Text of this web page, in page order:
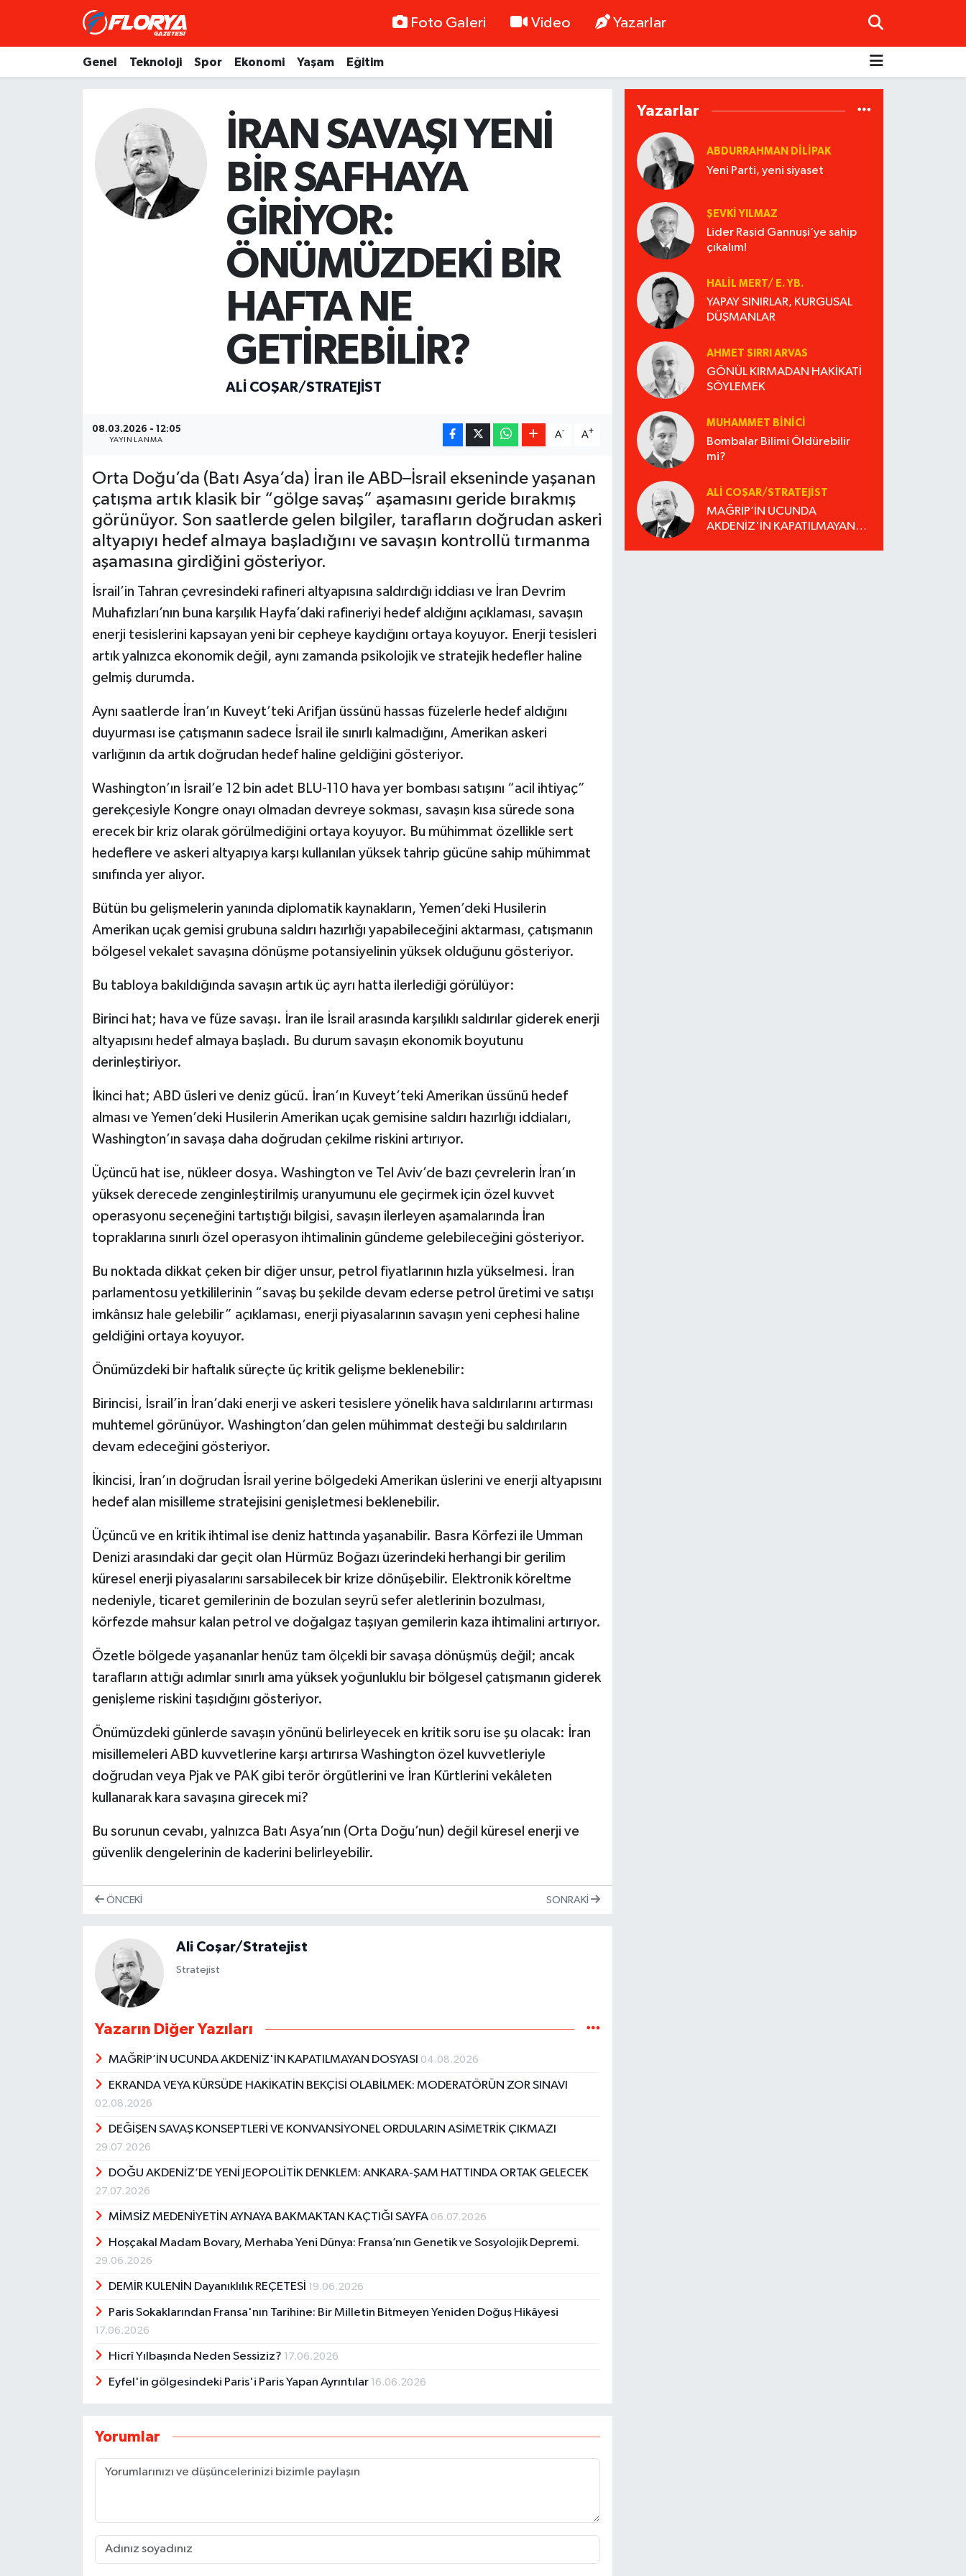
Foto Galeri Video Yazarlar
Genel Teknoloji Spor Ekonomi Yaşam Eğitim
İRAN SAVAŞI YENİ
BİR SAFHAYA
GİRİYOR:
ÖNÜMÜZDEKİ BİR
HAFTA NE
GETİREBİLİR?
ALI COŞAR/STRATEJIST
08.03.2026 - 12:05
YAYINLANMA
A- A+
Orta Doğu’da (Batı Asya’da) İran ile ABD–İsrail ekseninde yaşanan
çatışma artık klasik bir “gölge savaş” aşamasını geride bırakmış
görünüyor. Son saatlerde gelen bilgiler, tarafların doğrudan askeri
altyapıyı hedef almaya başladığını ve savaşın kontrollü tırmanma
aşamasına girdiğini gösteriyor.
İsrail’in Tahran çevresindeki rafineri altyapısına saldırdığı iddiası ve İran Devrim
Muhafızları’nın buna karşılık Hayfa’daki rafineriyi hedef aldığını açıklaması, savaşın
enerji tesislerini kapsayan yeni bir cepheye kaydığını ortaya koyuyor. Enerji tesisleri
artık yalnızca ekonomik değil, aynı zamanda psikolojik ve stratejik hedefler haline
gelmiş durumda.
Aynı saatlerde İran’ın Kuveyt’teki Arifjan üssünü hassas füzelerle hedef aldığını
duyurması ise çatışmanın sadece İsrail ile sınırlı kalmadığını, Amerikan askeri
varlığının da artık doğrudan hedef haline geldiğini gösteriyor.
Washington’ın İsrail’e 12 bin adet BLU-110 hava yer bombası satışını “acil ihtiyaç”
gerekçesiyle Kongre onayı olmadan devreye sokması, savaşın kısa sürede sona
erecek bir kriz olarak görülmediğini ortaya koyuyor. Bu mühimmat özellikle sert
hedeflere ve askeri altyapıya karşı kullanılan yüksek tahrip gücüne sahip mühimmat
sınıfında yer alıyor.
Bütün bu gelişmelerin yanında diplomatik kaynakların, Yemen’deki Husilerin
Amerikan uçak gemisi grubuna saldırı hazırlığı yapabileceğini aktarması, çatışmanın
bölgesel vekalet savaşına dönüşme potansiyelinin yüksek olduğunu gösteriyor.
Bu tabloya bakıldığında savaşın artık üç ayrı hatta ilerlediği görülüyor:
Birinci hat; hava ve füze savaşı. İran ile İsrail arasında karşılıklı saldırılar giderek enerji
altyapısını hedef almaya başladı. Bu durum savaşın ekonomik boyutunu
derinleştiriyor.
İkinci hat; ABD üsleri ve deniz gücü. İran’ın Kuveyt’teki Amerikan üssünü hedef
alması ve Yemen’deki Husilerin Amerikan uçak gemisine saldırı hazırlığı iddiaları,
Washington’ın savaşa daha doğrudan çekilme riskini artırıyor.
Üçüncü hat ise, nükleer dosya. Washington ve Tel Aviv’de bazı çevrelerin İran’ın
yüksek derecede zenginleştirilmiş uranyumunu ele geçirmek için özel kuvvet
operasyonu seçeneğini tartıştığı bilgisi, savaşın ilerleyen aşamalarında İran
topraklarına sınırlı özel operasyon ihtimalinin gündeme gelebileceğini gösteriyor.
Bu noktada dikkat çeken bir diğer unsur, petrol fiyatlarının hızla yükselmesi. İran
parlamentosu yetkililerinin “savaş bu şekilde devam ederse petrol üretimi ve satışı
imkânsız hale gelebilir” açıklaması, enerji piyasalarının savaşın yeni cephesi haline
geldiğini ortaya koyuyor.
Önümüzdeki bir haftalık süreçte üç kritik gelişme beklenebilir:
Birincisi, İsrail’in İran’daki enerji ve askeri tesislere yönelik hava saldırılarını artırması
muhtemel görünüyor. Washington’dan gelen mühimmat desteği bu saldırıların
devam edeceğini gösteriyor.
İkincisi, İran’ın doğrudan İsrail yerine bölgedeki Amerikan üslerini ve enerji altyapısını
hedef alan misilleme stratejisini genişletmesi beklenebilir.
Üçüncü ve en kritik ihtimal ise deniz hattında yaşanabilir. Basra Körfezi ile Umman
Denizi arasındaki dar geçit olan Hürmüz Boğazı üzerindeki herhangi bir gerilim
küresel enerji piyasalarını sarsabilecek bir krize dönüşebilir. Elektronik köreltme
nedeniyle, ticaret gemilerinin de bozulan seyrü sefer aletlerinin bozulması,
körfezde mahsur kalan petrol ve doğalgaz taşıyan gemilerin kaza ihtimalini artırıyor.
Özetle bölgede yaşananlar henüz tam ölçekli bir savaşa dönüşmüş değil; ancak
tarafların attığı adımlar sınırlı ama yüksek yoğunluklu bir bölgesel çatışmanın giderek
genişleme riskini taşıdığını gösteriyor.
Önümüzdeki günlerde savaşın yönünü belirleyecek en kritik soru ise şu olacak: İran
misillemeleri ABD kuvvetlerine karşı artırırsa Washington özel kuvvetleriyle
doğrudan veya Pjak ve PAK gibi terör örgütlerini ve İran Kürtlerini vekâleten
kullanarak kara savaşına girecek mi?
Bu sorunun cevabı, yalnızca Batı Asya’nın (Orta Doğu’nun) değil küresel enerji ve
güvenlik dengelerinin de kaderini belirleyebilir.
ÖNCEKI SONRAKI
Ali Coşar/Stratejist
Stratejist
Yazarın Diğer Yazıları
MAĞRİP’İN UCUNDA AKDENİZ'İN KAPATILMAYAN DOSYASI 04.08.2026
EKRANDA VEYA KÜRSÜDE HAKİKATİN BEKÇİSİ OLABİLMEK: MODERATÖRÜN ZOR SINAVI
02.08.2026
DEĞİŞEN SAVAŞ KONSEPTLERİ VE KONVANSİYONEL ORDULARIN ASİMETRİK ÇIKMAZI
29.07.2026
DOĞU AKDENİZ’DE YENİ JEOPOLİTİK DENKLEM: ANKARA-ŞAM HATTINDA ORTAK GELECEK
27.07.2026
MİMSİZ MEDENİYETİN AYNAYA BAKMAKTAN KAÇTIĞI SAYFA 06.07.2026
Hoşçakal Madam Bovary, Merhaba Yeni Dünya: Fransa’nın Genetik ve Sosyolojik Depremi.
29.06.2026
DEMİR KULENİN Dayanıklılık REÇETESİ 19.06.2026
Paris Sokaklarından Fransa'nın Tarihine: Bir Milletin Bitmeyen Yeniden Doğuş Hikâyesi
17.06.2026
Hicrî Yılbaşında Neden Sessiziz? 17.06.2026
Eyfel'in gölgesindeki Paris'i Paris Yapan Ayrıntılar 16.06.2026
Yorumlar
Yazarlar
ABDURRAHMAN DILIPAK
Yeni Parti, yeni siyaset
ŞEVKİ YILMAZ
Lider Raşid Gannuşi‘ye sahip
çıkalım!
HALIL MERT/ E. YB.
YAPAY SINIRLAR, KURGUSAL
DÜŞMANLAR
AHMET SIRRI ARVAS
GÖNÜL KIRMADAN HAKİKATİ
SÖYLEMEK
MUHAMMET BINICI
Bombalar Bilimi Öldürebilir
mi?
ALI COŞAR/STRATEJIST
MAĞRİP’İN UCUNDA
AKDENİZ'İN KAPATILMAYAN
Süper Lig Puan Durumu ve Fikstür
Tüm Manşetler
Son Dakika Haberleri